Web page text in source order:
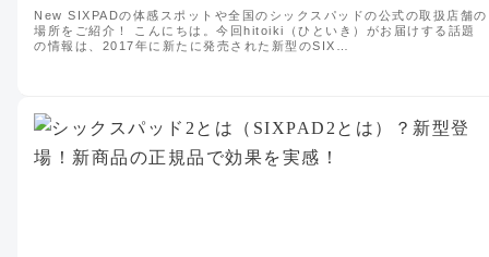
New SIXPADの体感スポットや全国のシックスパッドの公式の取扱店舗の
場所をご紹介！ こんにちは。今回hitoiki（ひといき）がお届けする話題
の情報は、2017年に新たに発売された新型のSIX…